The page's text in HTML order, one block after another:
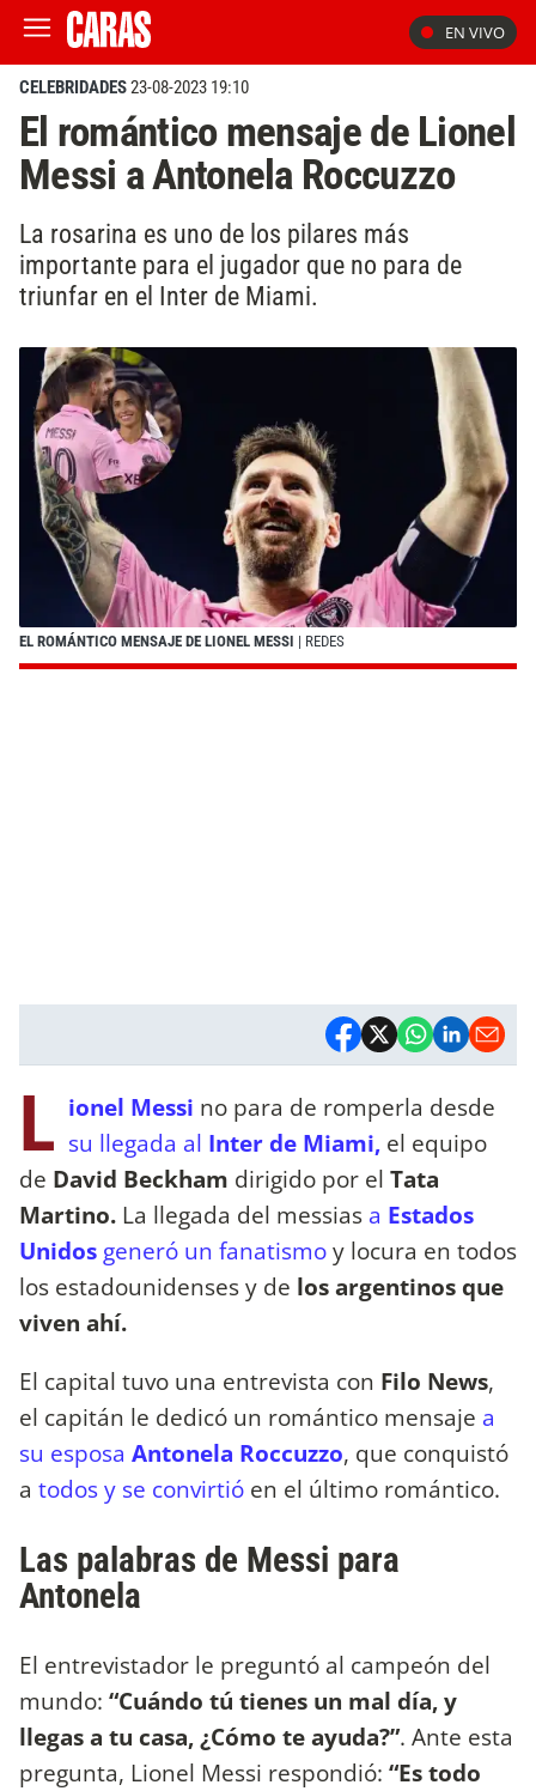
EN VIVO
CELEBRIDADES23-08-2023 19:10
El romántico mensaje de Lionel
Messi a Antonela Roccuzzo
La rosarina es uno de los pilares más
importante para el jugador que no para de
triunfar en el Inter de Miami.
EL ROMÁNTICO MENSAJE DE LIONEL MESSI | REDES
L ionel Messi no para de romperla desde
su llegada al Inter de Miami, el equipo
de David Beckham dirigido por el Tata
Martino. La llegada del messias a Estados
Unidos generó un fanatismoy locura en todos
los estadounidenses y de los argentinos que
viven ahí.
El capital tuvo una entrevista con Filo News,
el capitán le dedicó un romántico mensaje a
su esposa Antonela Roccuzzo, que conquistó
a todos y se convirtió en el último romántico.
Las palabras de Messi para
Antonela
El entrevistador le preguntó al campeón del
mundo: “Cuándo tú tienes un mal día, y
llegas a tu casa, ¿Cómo te ayuda?”. Ante esta
pregunta, Lionel Messi respondió: “Es todo